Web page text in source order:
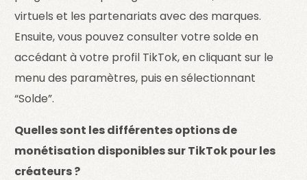
virtuels et les partenariats avec des marques.
Ensuite, vous pouvez consulter votre solde en
accédant à votre profil TikTok, en cliquant sur le
menu des paramètres, puis en sélectionnant
“Solde”.
Quelles sont les différentes options de
monétisation disponibles sur TikTok pour les
créateurs ?